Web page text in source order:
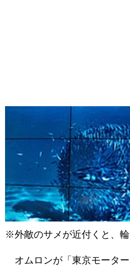
※外敵のサメが近付くと、
オムロンが「東京モータ